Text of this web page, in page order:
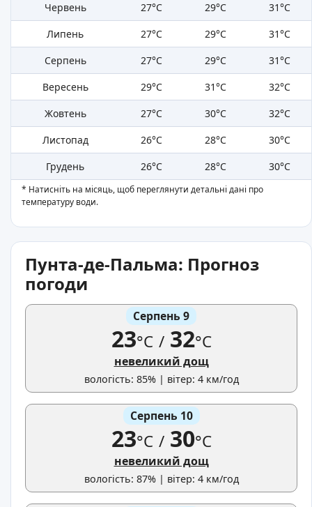
Червень
27°C 29°C
31°C
Липень
27°C 29°C
31°C
Серпень
27°C 29°C
31°C
Вересень
29°C 31°C
32°C
Жовтень
27°C 30°C
32°C
Листопад
26°C 28°C
30°C
Грудень
26°C 28°C 30°C
* Натисніть на місяць, щоб переглянути детальні дані про
температуру води.
Пунта-де-Пальма: Прогноз
погоди
Серпень 9
23°C /32°C
невеликий дощ
вологість: 85% | вітер: 4 км/год
Серпень 10
23°C /30°C
невеликий дощ
вологість: 87% | вітер: 4 км/год